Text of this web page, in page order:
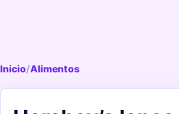
Inicio/Alimentos